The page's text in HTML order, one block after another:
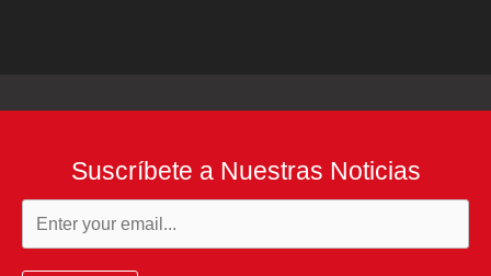
Suscríbete a Nuestras Noticias